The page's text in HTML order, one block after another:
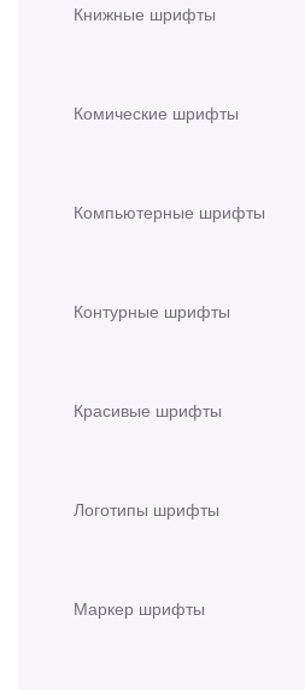
Книжные шрифты
Комические шрифты
Компьютерные шрифты
Контурные шрифты
Красивые шрифты
Логотипы шрифты
Маркер шрифты